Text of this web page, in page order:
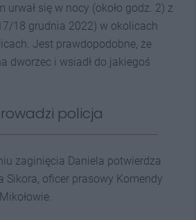
urwał się w nocy (około godz. 2) z
18 grudnia 2022) w okolicach
Jest prawdopodobne, że
dworzec i wsiadł do jakiegoś
policja
zaginięcia Daniela potwierdza
Sikora, oficer prasowy Komendy